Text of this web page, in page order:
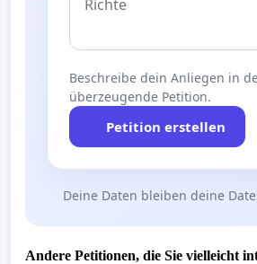
Beschreibe dein Anliegen in
überzeugende Petition.
Petition erstellen
Deine Daten bleiben deine
Andere Petitionen, die Sie vielleicht